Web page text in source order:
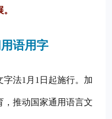
语用字
法1月1日起施行。加
，推动国家通用语言文